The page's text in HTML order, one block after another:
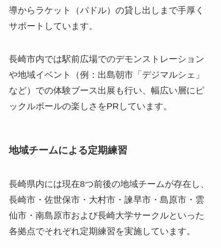
導からラケット（パドル）の貸し出しまで手厚く
サポートしています。
長崎市内では駅前広場でのデモンストレーション
や地域イベント（例：出島朝市「デジマルシェ」
など）での体験ブース出展も行い、幅広い層にピ
ックルボールの楽しさをPRしています。
地域チームによる定期練習
長崎県内には現在8つ前後の地域チームが存在し、
長崎市・佐世保市・大村市・諫早市・島原市・雲
仙市・南島原市および長崎大学サークルといった
各拠点でそれぞれ定期練習を実施しています。